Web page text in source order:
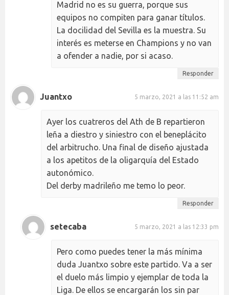
Madrid no es su guerra, porque sus
equipos no compiten para ganar títulos.
La docilidad del Sevilla es la muestra. Su
interés es meterse en Champions y no van
a ofender a nadie, por si acaso.
Responder
Juantxo 5 marzo, 2021 a las 11:52 am
Ayer los cuatreros del Ath de B repartieron
leña a diestro y siniestro con el beneplácito
del arbitrucho. Una final de diseño ajustada
a los apetitos de la oligarquía del Estado
autonómico.
Del derby madrileño me temo lo peor.
Responder
setecaba 5 marzo, 2021 a las 12:33 pm
Pero como puedes tener la más mínima
duda Juantxo sobre este partido. Va a ser
el duelo más limpio y ejemplar de toda la
Liga. De ellos se encargarán los sin par